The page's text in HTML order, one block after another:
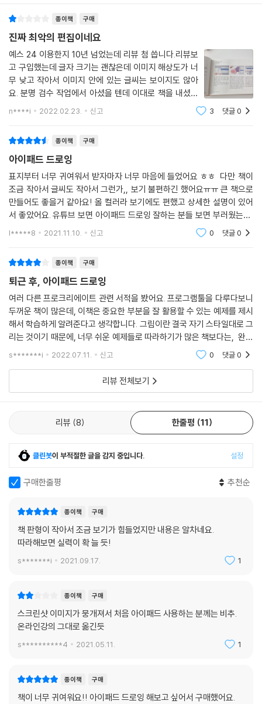
의 튜토리얼을 따라 하며 나만의 그림을 완성했을 때의 만족감을 또 다른
성취감으로 발전시킬 수 있도록, 책의 마지막에는 굿즈 만드는 방법까지
담았다.
종이책 구매
진짜 최악의 편집이네요
예스 24 이용한지 10년 넘었는데 리뷰 첨 씁니다.리뷰보
고 구입했는데 글자 크기는 괜찮은데 이미지 해상도가 너
무 낮고 작아서 이미지 안에 있는 글씨는 보이지도 않아
요. 분명 검수 작업에서 아셨을 텐데 이대로 책을 내셨다
는게 이해가 안가네요. 예스 24 이용한지 10년 넘었는데
n****i 2022.02.23. 신고 3 댓글0
종이책 구매
아이패드 드로잉
표지부터 너무 귀여워서 받자마자 너무 마음에 들었어요 ㅎㅎ 다만 책이
조금 작아서 글씨도 작아서 그런가,, 보기 불편하긴 했어요ㅠㅠ 큰 책으로
만들어도 좋을거 같아요! 올 컬러라 보기에도 편했고 상세한 설명이 있어
서 좋았어요. 유튜브 보면 아이패드 드로잉 잘하는 분들 보면 부러웠는데,
저도 이 책 보고 아이패드 드로잉 연습 많이 해야겠어요! 아이패드 드로잉
l*****8 2021.11.10. 신고 0 댓글0
종이책 구매
퇴근 후, 아이패드 드로잉
여러 다른 프로크리에이트 관련 서적을 봤어요. 프로그램툴을 다루다보니
두꺼운 책이 많은데, 이책은 중요한 부분을 잘 활용할 수 있는 예제를 제시
해서 학습하게 알려준다고 생각합니다. 그림이란 결국 자기 스타일대로 그
리는 것이기 때문에, 너무 쉬운 예제들로 따라하기가 많은 책보다는, 완성
도 있는 그림들 몇개를 따라해보면, 프로그램 툴을 익히는 것이 더 효율적
s*******i 2022.07.11. 신고 0 댓글0
리뷰 전체보기
리뷰 8 한줄평 11
클린봇이 부적절한 글을 감지 중입니다. 설정
구매한줄평 추천순
종이책 구매
책 판형이 작아서 조금 보기가 힘들었지만 내용은 알차네요.
따라해보면 실력이 확 늘 듯!
s*******i 2021.09.17. 1
종이책 구매
스크린샷 이미지가 뭉개져서 처음 아이패드 사용하는 분께는 비추.
온라인강의 그대로 옮긴듯
s**********4 2021.05.11. 1
종이책 구매
책이 너무 귀여워요!! 아이패드 드로잉 해보고 싶어서 구매했어요.